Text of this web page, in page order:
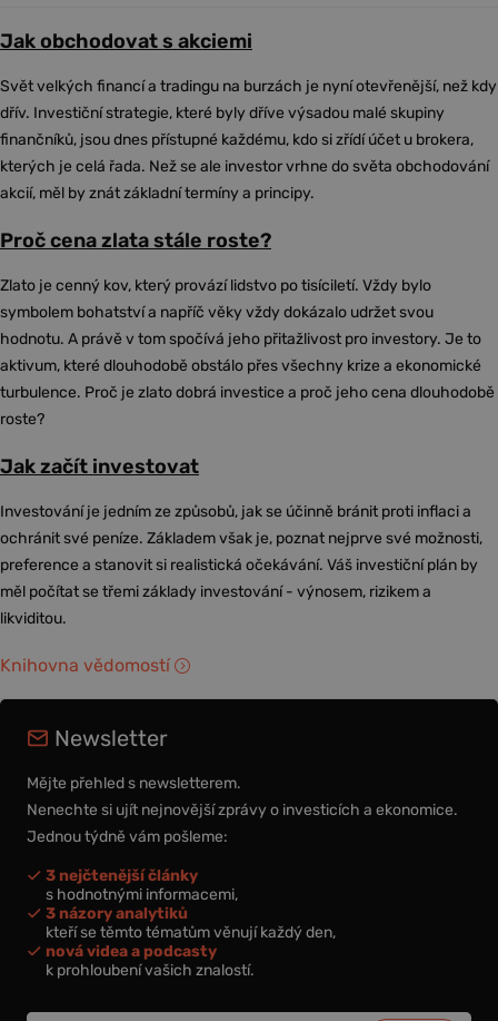
Jak obchodovat s akciemi
Svět velkých financí a tradingu na burzách je nyní otevřenější, než kdy
dřív. Investiční strategie, které byly dříve výsadou malé skupiny
finančníků, jsou dnes přístupné každému, kdo si zřídí účet u brokera,
kterých je celá řada. Než se ale investor vrhne do světa obchodování
akcií, měl by znát základní termíny a principy.
Proč cena zlata stále roste?
Zlato je cenný kov, který provází lidstvo po tisíciletí. Vždy bylo
symbolem bohatství a napříč věky vždy dokázalo udržet svou
hodnotu. A právě v tom spočívá jeho přitažlivost pro investory. Je to
aktivum, které dlouhodobě obstálo přes všechny krize a ekonomické
turbulence. Proč je zlato dobrá investice a proč jeho cena dlouhodobě
roste?
Jak začít investovat
Investování je jedním ze způsobů, jak se účinně bránit proti inflaci a
ochránit své peníze. Základem však je, poznat nejprve své možnosti,
preference a stanovit si realistická očekávání. Váš investiční plán by
měl počítat se třemi základy investování - výnosem, rizikem a
likviditou.
Knihovna vědomostí
Newsletter
Mějte přehled s newsletterem.
Nenechte si ujít nejnovější zprávy o investicích a ekonomice.
Jednou týdně vám pošleme:
3 nejčtenější články
s hodnotnými informacemi,
3 názory analytiků
kteří se těmto tématům věnují každý den,
nová videa a podcasty
k prohloubení vašich znalostí.